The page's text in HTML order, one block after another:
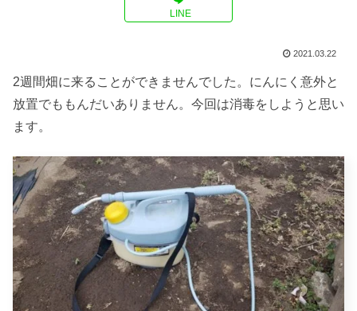
LINE
2021.03.22
2週間畑に来ることができませんでした。にんにく意外と
放置でももんだいありません。今回は消毒をしようと思い
ます。